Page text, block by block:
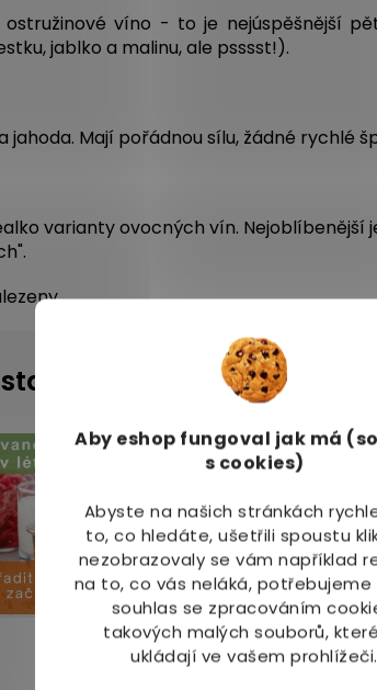
Aby eshop fungoval jak má
s cookies)
Abyste na našich stránkách
to, co hledáte, ušetřili spoustu
nezobrazovaly se vám například
na to, co vás neláká, potřebujeme
souhlas se zpracováním
takových malých souborů,
ukládají ve vašem prohlížeči.
ostružinové víno - to je nejúspěšnější
jablko a malinu, ale psssst!).
Mají pořádnou sílu, žádné rychlé
varianty ovocných vín. Nejoblíbenější